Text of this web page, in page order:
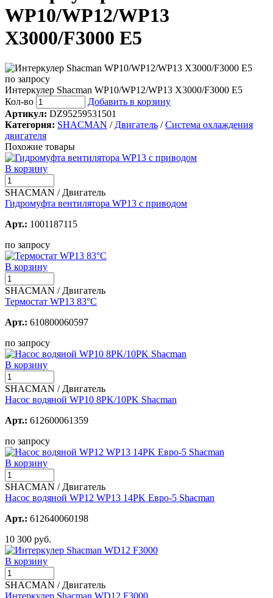
WP10/WP12/WP13
X3000/F3000 E5
по запросу
Интеркулер Shacman WP10/WP12/WP13 X3000/F3000 E5
Кол-во
Добавить в корзину
Артикул: DZ95259531501
Категория: SHACMAN / Двигатель /Система охлаждения
двигателя
Похожие товары
В корзину
SHACMAN / Двигатель
Гидромуфта вентилятора WP13 с приводом
Арт.: 1001187115
по запросу
В корзину
SHACMAN / Двигатель
Термостат WP13 83°C
Арт.: 610800060597
по запросу
В корзину
SHACMAN / Двигатель
Насос водяной WP10 8PK/10PK Shacman
Арт.: 612600061359
по запросу
В корзину
SHACMAN / Двигатель
Насос водяной WP12 WP13 14PK Евро-5 Shacman
Арт.: 612640060198
10 300 руб.
В корзину
SHACMAN / Двигатель
Интеркулер Shacman WD12 F3000